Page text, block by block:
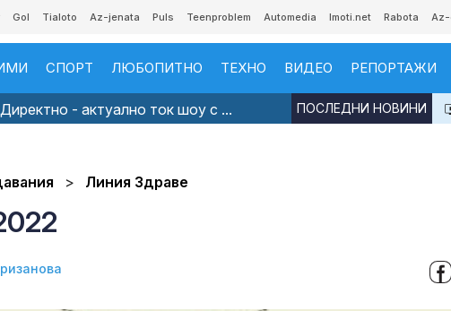
Gol Tialoto Az-jenata Puls Teenproblem Automedia Imoti.net Rabota
СПОРТ ЛЮБОПИТНО ТЕХНО ВИДЕО РЕПОРТАЖИ
Директно - актуално ток шоу с ... ПОСЛЕДНИ НОВИНИ
Линия Здраве